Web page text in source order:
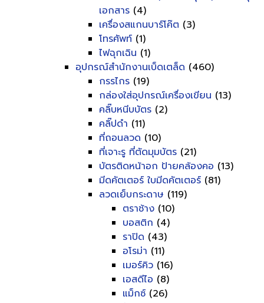
เอกสาร (4)
เครื่องสแกนบาร์โค๊ต (3)
โทรศัพท์ (1)
ไฟฉุกเฉิน (1)
อุปกรณ์สำนักงานเบ็ดเตล็ด (460)
กรรไกร (19)
กล่องใส่อุปกรณ์เครื่องเขียน (13)
คลิ๊บหนีบบัตร (2)
คลิ๊ปดำ (11)
ที่ถอนลวด (10)
ที่เจาะรู ที่ตัดมุมบัตร (21)
บัตรติดหน้าอก ป้ายคล้องคอ (13)
มีดคัตเตอร์ ใบมีดคัตเตอร์ (81)
ลวดเย็บกระดาษ (119)
ตราช้าง (10)
บอสติก (4)
ราปิด (43)
อโรม่า (11)
เมอร์คิว (16)
เอสดีไอ (8)
แม็กซ์ (26)